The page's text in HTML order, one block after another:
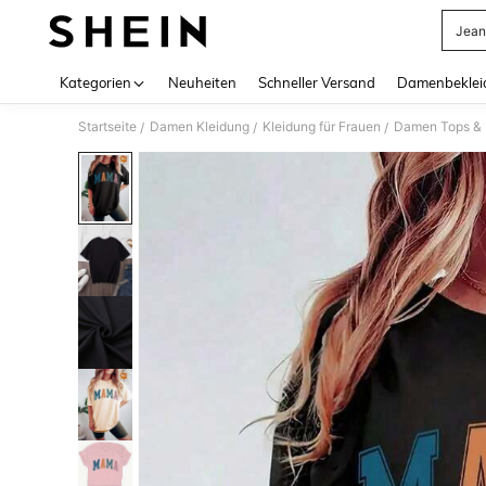
Kategorien Neuheiten Schneller Versand
Startseite / Damen Kleidung / Kleidung für Frauen / Damen Tops